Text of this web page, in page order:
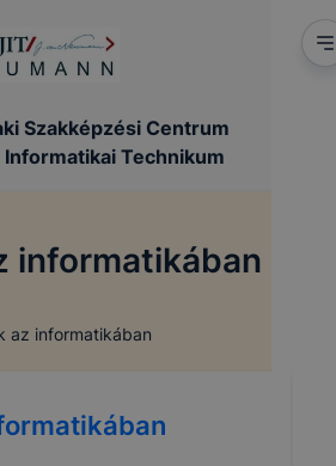
Szakképzési Centrum
Technikum
informatikában
az informatikában